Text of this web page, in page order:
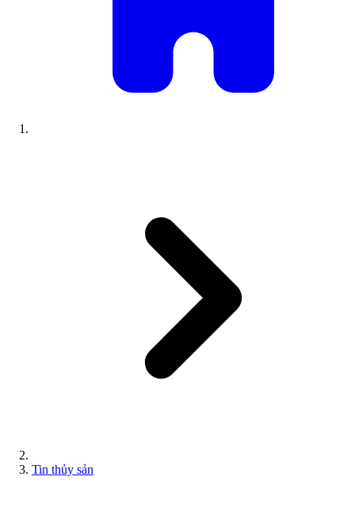
Tin thủy sản